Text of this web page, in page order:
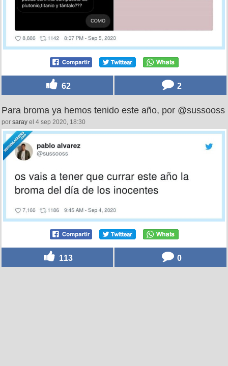
62 2
Para broma ya hemos tenido este año, por @sussooss
por saray el 4 sep 2020, 18:30
113 0